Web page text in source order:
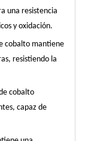
una resistencia
y oxidación.
cobalto mantiene
resistiendo la
cobalto
capaz de